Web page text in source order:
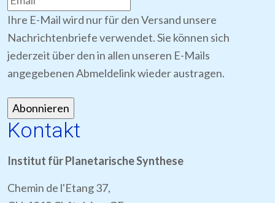
Ihre E-Mail wird nur für den Versand unsere
Nachrichtenbriefe verwendet. Sie können sich
jederzeit über den in allen unseren E-Mails
angegebenen Abmeldelink wieder austragen.
Kontakt
Institut für Planetarische Synthese
Chemin de l'Etang 37,